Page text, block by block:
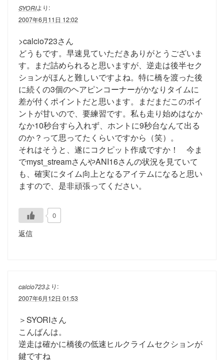
SYORIより:
2007年6月11日 12:02
>calcio723さん
どうもです。早速見ていただきありがとうございま
す。まだ詰められると思いますが、逆走は後半セク
ションがほんと難しいですよね。特に橋を渡った後
に続くの3個のヘアピンコーナーがかなりタイムに
差が付くポイントだと思います。まだまだこのポイ
ントが甘いので、要練習です。私も走り始めはなか
なか10秒台すら入れず、ホントに9秒台なんて出る
のか？って思ってたくらいですから（笑）。
それはそうと、遂にコクピット作成ですか！ 今ま
でmyst_streamさんやANI16さんの状況を見ていて
も、確実にタイム向上となるアイテムになると思い
ますので、是非頑張ってください。
0
返信
calcio723より:
2007年6月12日 01:53
＞SYORIさん
こんばんは。
逆走は確かに橋後の低速ヒルクライムセクションが
鍵ですね